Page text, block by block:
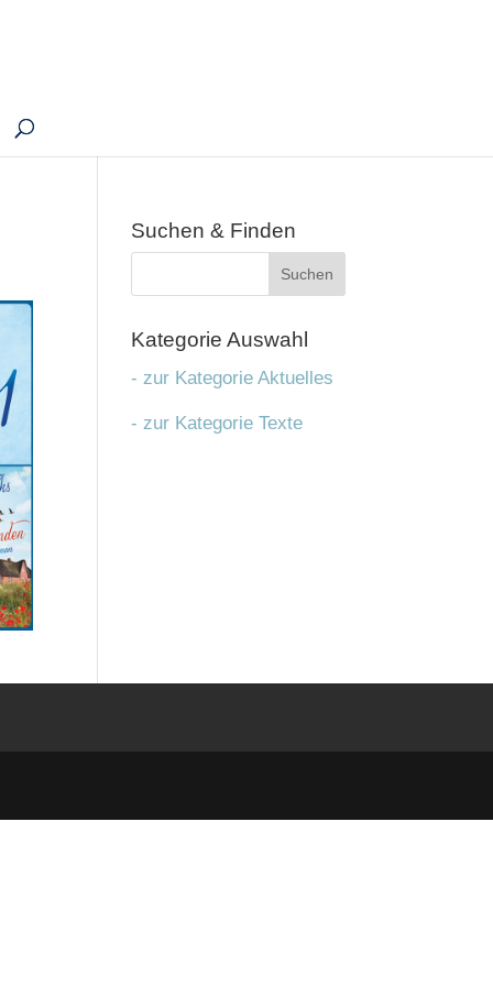
Suchen & Fin­den
Kate­go­rie Aus­wahl
- zur Kategorie Aktuelles
- zur Kategorie Texte